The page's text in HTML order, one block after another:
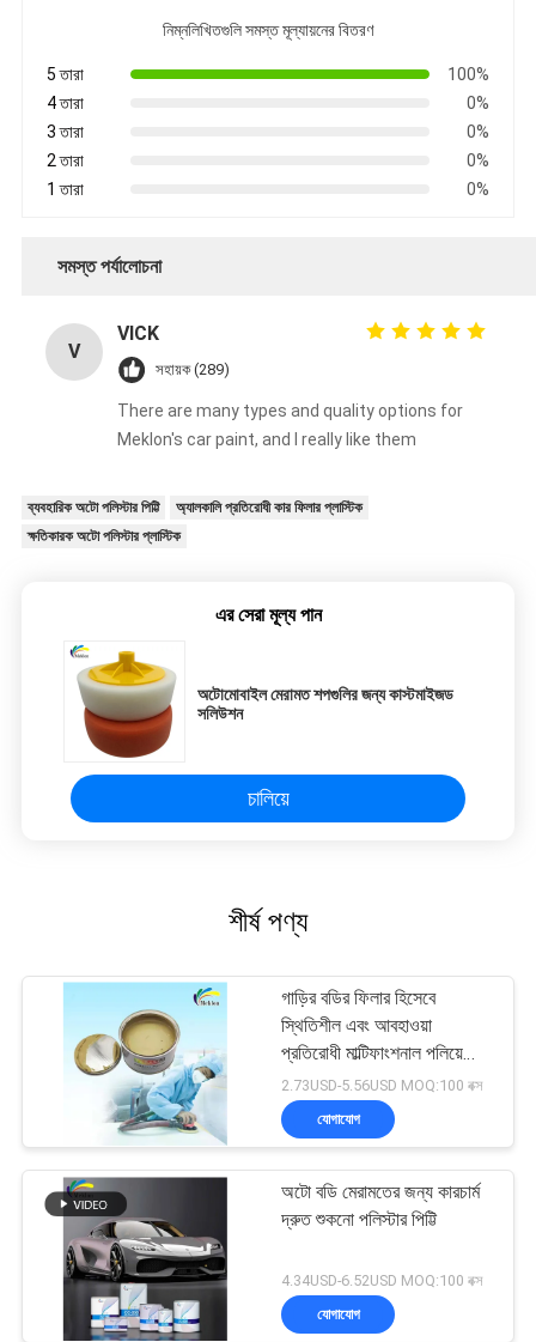
নিম্নলিখিতগুলি সমস্ত মূল্যায়নের বিতরণ
5 তারা
100%
4 তারা
0%
3 তারা
0%
2 তারা
0%
1 তারা
0%
সমস্ত পর্যালোচনা
V
VICK
সহায়ক (289)
There are many types and quality options for
Meklon's car paint, and I really like them
ব্যবহারিক অটো পলিস্টার পিট্টি
অ্যালকালি প্রতিরোধী কার ফিলার প্লাস্টিক
ক্ষতিকারক অটো পলিস্টার প্লাস্টিক
এর সেরা মূল্য পান
অটোমোবাইল মেরামত শপগুলির জন্য কাস্টমাইজড
সলিউশন
চালিয়ে
শীর্ষ পণ্য
গাড়ির বডির ফিলার হিসেবে
স্থিতিশীল এবং আবহাওয়া
প্রতিরোধী মাল্টিফাংশনাল পলিয়েস্টার
পুটি
2.73USD-5.56USD MOQ:100 বক্স
যোগাযোগ
অটো বডি মেরামতের জন্য কারচার্ম
দ্রুত শুকনো পলিস্টার পিট্টি
4.34USD-6.52USD MOQ:100 বক্স
যোগাযোগ